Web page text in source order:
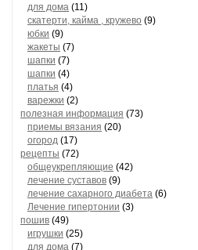
для дома (11)
скатерти, кайма , кружево (9)
юбки (9)
жакеты (7)
шапки (7)
шапки (4)
платья (4)
варежки (2)
полезная информация (73)
приемы вязания (20)
огород (17)
рецепты (72)
общеукрепляющие (42)
лечение суставов (9)
лечение сахарного диабета (6)
Лечение гипертонии (3)
пошив (49)
игрушки (25)
для дома (7)